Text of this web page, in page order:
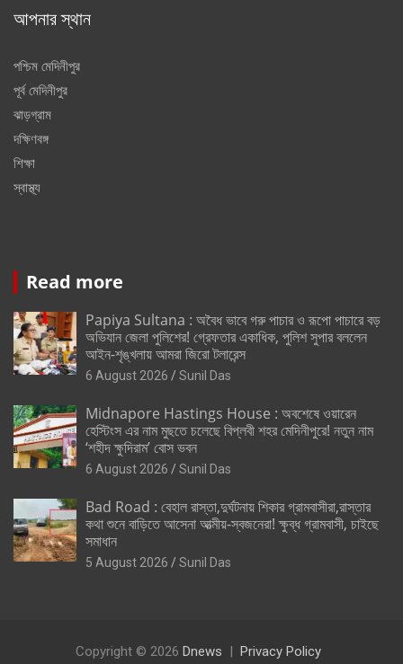
আপনার স্থান
পশ্চিম মেদিনীপুর
পূর্ব মেদিনীপুর
ঝাড়গ্রাম
দক্ষিণবঙ্গ
শিক্ষা
স্বাস্থ্য
Read more
Papiya Sultana : অবৈধ ভাবে গরু পাচার ও রূপো পাচারে বড়
অভিযান জেলা পুলিশের! গ্রেফতার একাধিক, পুলিশ সুপার বললেন
আইন-শৃঙ্খলায় আমরা জিরো টলারেন্স
6 August 2026 Sunil Das
Midnapore Hastings House : অবশেষে ওয়ারেন
হেস্টিংস এর নাম মুছতে চলেছে বিপ্লবী শহর মেদিনীপুরে! নতুন নাম
‘শহীদ ক্ষুদিরাম’ বোস ভবন
6 August 2026 Sunil Das
Bad Road : বেহাল রাস্তা,দুর্ঘটনায় শিকার গ্রামবাসীরা,রাস্তার
কথা শুনে বাড়িতে আসেনা আত্মীয়-স্বজনেরা! ক্ষুব্ধ গ্রামবাসী, চাইছে
সমাধান
5 August 2026 Sunil Das
Copyright © 2026 Dnews Privacy Policy